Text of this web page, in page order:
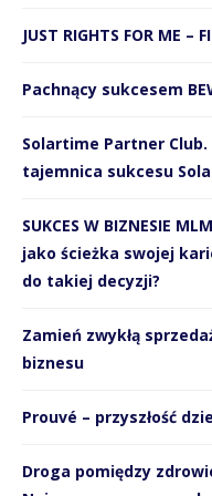
JUST RIGHTS FOR ME –
Pachnący sukcesem
Solartime Partner Club.
tajemnica sukcesu
SUKCES W BIZNESIE
jako ścieżka swojej
do takiej decyzji?
Zamień zwykłą
biznesu
Prouvé – przyszłość
Droga pomiędzy